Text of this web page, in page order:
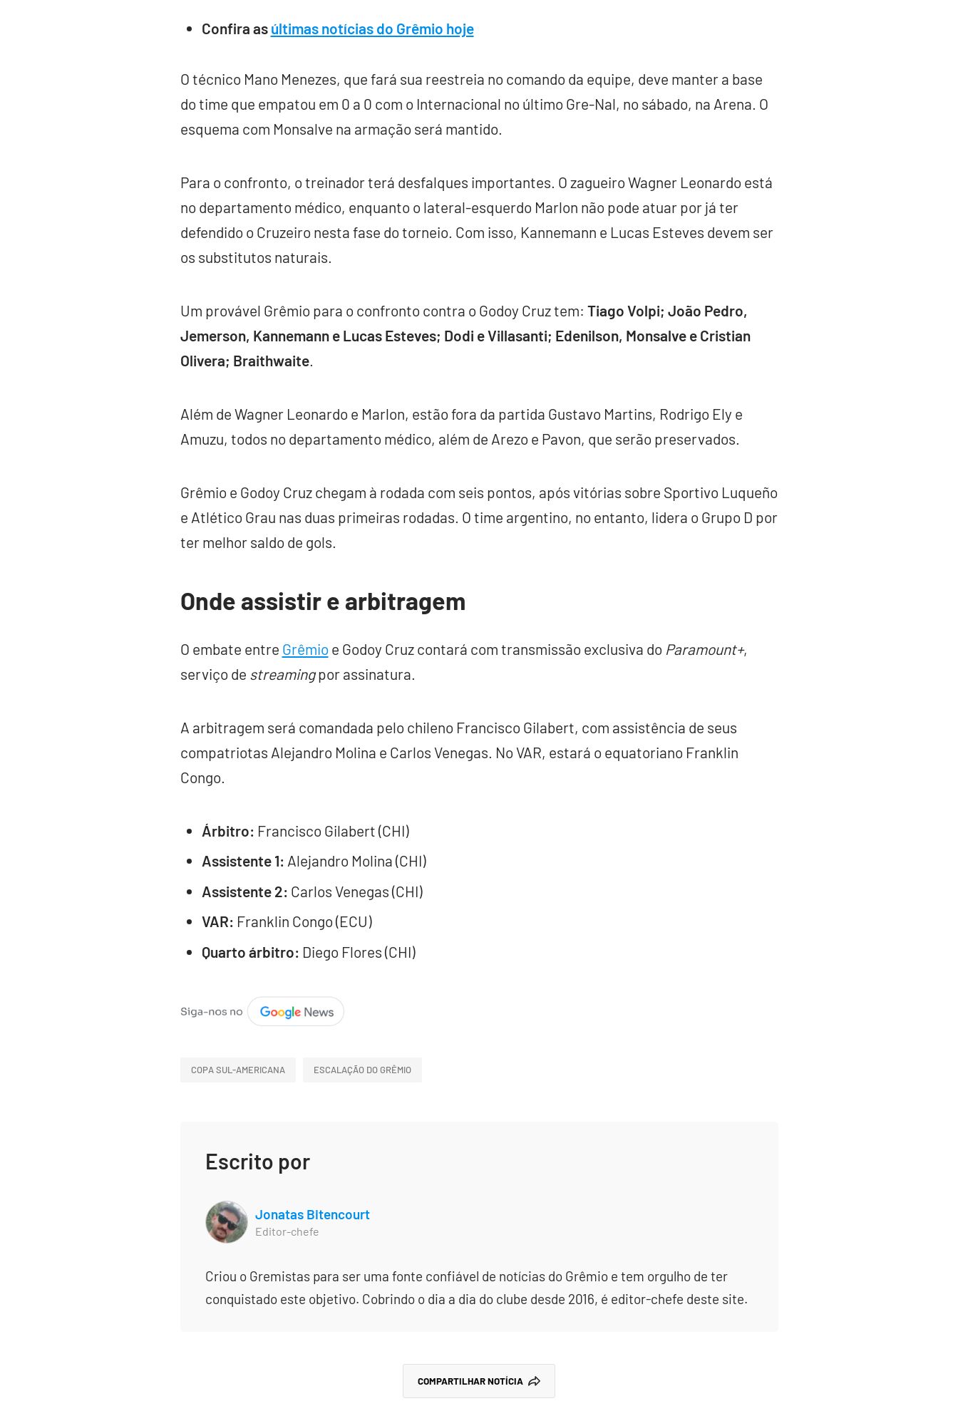
Confira as últimas notícias do Grêmio hoje
O técnico Mano Menezes, que fará sua reestreia no comando da equipe, deve manter a base
do time que empatou em 0 a 0 com o Internacional no último Gre-Nal, no sábado, na Arena. O
esquema com Monsalve na armação será mantido.
Para o confronto, o treinador terá desfalques importantes. O zagueiro Wagner Leonardo está
no departamento médico, enquanto o lateral-esquerdo Marlon não pode atuar por já ter
defendido o Cruzeiro nesta fase do torneio. Com isso, Kannemann e Lucas Esteves devem ser
os substitutos naturais.
Um provável Grêmio para o confronto contra o Godoy Cruz tem: Tiago Volpi; João Pedro,
Jemerson, Kannemann e Lucas Esteves; Dodi e Villasanti; Edenilson, Monsalve e Cristian
Olivera; Braithwaite.
Além de Wagner Leonardo e Marlon, estão fora da partida Gustavo Martins, Rodrigo Ely e
Amuzu, todos no departamento médico, além de Arezo e Pavon, que serão preservados.
Grêmio e Godoy Cruz chegam à rodada com seis pontos, após vitórias sobre Sportivo Luqueño
e Atlético Grau nas duas primeiras rodadas. O time argentino, no entanto, lidera o Grupo D por
ter melhor saldo de gols.
Onde assistir e arbitragem
O embate entre Grêmio e Godoy Cruz contará com transmissão exclusiva do Paramount+,
serviço de streamingpor assinatura.
A arbitragem será comandada pelo chileno Francisco Gilabert, com assistência de seus
compatriotas Alejandro Molina e Carlos Venegas. No VAR, estará o equatoriano Franklin
Congo.
Árbitro: Francisco Gilabert (CHI)
Assistente 1: Alejandro Molina (CHI)
Assistente 2: Carlos Venegas (CHI)
VAR: Franklin Congo (ECU)
Quarto árbitro: Diego Flores (CHI)
COPA SUL-AMERICANA ESCALAÇÃO DO GRÊMIO
Escrito por
Jonatas Bitencourt
Editor-chefe
Criou o Gremistas para ser uma fonte confiável de notícias do Grêmio e tem orgulho de ter
conquistado este objetivo. Cobrindo o dia a dia do clube desde 2016, é editor-chefe deste site.
COMPARTILHAR NOTÍCIA